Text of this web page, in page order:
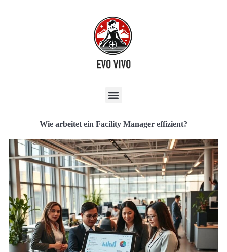
Wie arbeitet ein Facility Manager effizient?